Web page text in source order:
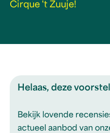
Cirque 't Zuuje!
Helaas, deze
Bekijk lovende
actueel aanbod van